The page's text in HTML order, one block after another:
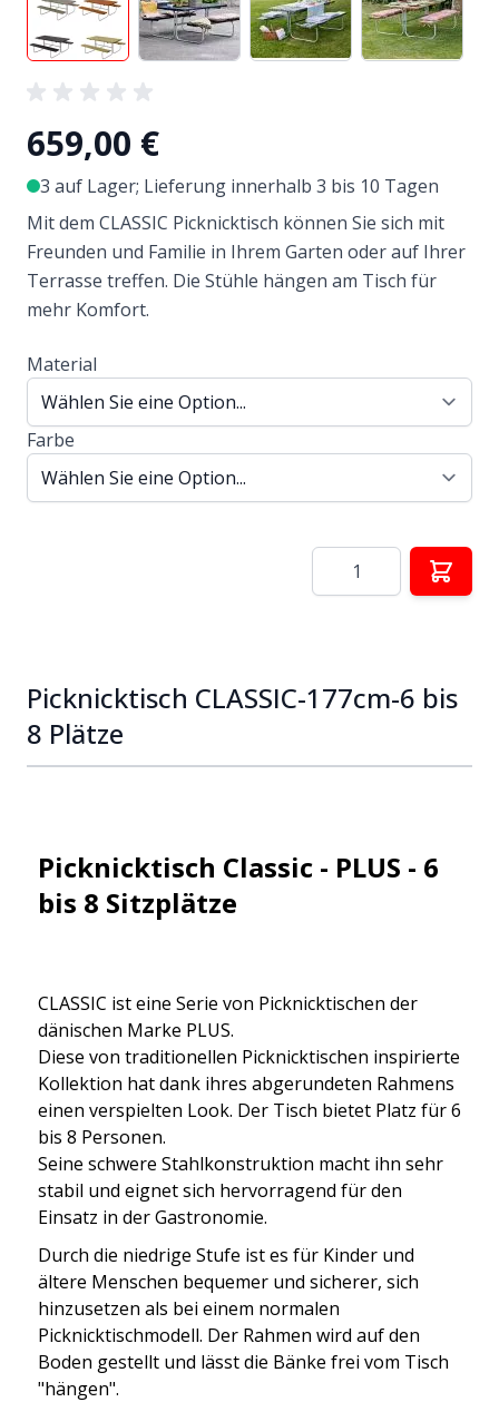
659,00 €
3 auf Lager; Lieferung innerhalb 3 bis 10 Tagen
Mit dem CLASSIC Picknicktisch können Sie sich mit
Freunden und Familie in Ihrem Garten oder auf Ihrer
Terrasse treffen. Die Stühle hängen am Tisch für
mehr Komfort.
Material
Farbe
Menge
Picknicktisch CLASSIC-177cm-6 bis
8 Plätze
Picknicktisch Classic - PLUS - 6
bis 8 Sitzplätze
CLASSIC ist eine Serie von Picknicktischen der
dänischen Marke PLUS.
Diese von traditionellen Picknicktischen inspirierte
Kollektion hat dank ihres abgerundeten Rahmens
einen verspielten Look. Der Tisch bietet Platz für 6
bis 8 Personen.
Seine schwere Stahlkonstruktion macht ihn sehr
stabil und eignet sich hervorragend für den
Einsatz in der Gastronomie.
Durch die niedrige Stufe ist es für Kinder und
ältere Menschen bequemer und sicherer, sich
hinzusetzen als bei einem normalen
Picknicktischmodell. Der Rahmen wird auf den
Boden gestellt und lässt die Bänke frei vom Tisch
"hängen".